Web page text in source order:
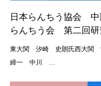
日本らんちう協会
らんちう会 第二回
東大関 汐崎 史朗氏西大関
締一 中川 …